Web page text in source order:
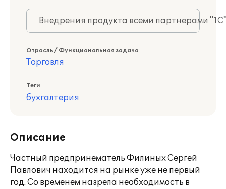
Внедрения продукта всеми партнерами
Отрасль / Функциональная задача
Торговля
Теги
бухгалтерия
Описание
Частный предпринематель Филиных Сергей
Павлович находится на рынке уже не первый
год. Со временем назрела необходимость в